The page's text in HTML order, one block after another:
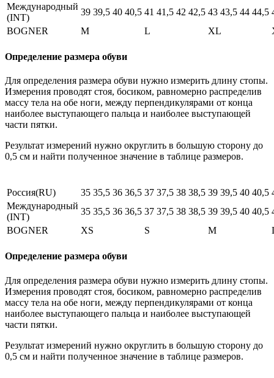
Международный
(INT)
39 39,5 40 40,5 41 41,5 42 42,5 43 43,5 44 44,5
BOGNER
M L XL
Определение размера обуви
Для определения размера обуви нужно измерить длину стопы.
Измерения проводят стоя, босиком, равномерно распределив
массу тела на обе ноги, между перпендикулярами от конца
наиболее выступающего пальца и наиболее выступающей
части пятки.
Результат измерений нужно округлить в большую сторону до
0,5 см и найти полученное значение в таблице размеров.
Россия(RU) 35 35,5 36 36,5 37 37,5 38 38,5 39 39,5 40 40,5
Международный
(INT)
35 35,5 36 36,5 37 37,5 38 38,5 39 39,5 40 40,5
BOGNER
XS S M
Определение размера обуви
Для определения размера обуви нужно измерить длину стопы.
Измерения проводят стоя, босиком, равномерно распределив
массу тела на обе ноги, между перпендикулярами от конца
наиболее выступающего пальца и наиболее выступающей
части пятки.
Результат измерений нужно округлить в большую сторону до
0,5 см и найти полученное значение в таблице размеров.